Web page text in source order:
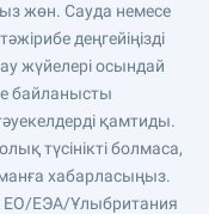
жөн. Сауда немесе
деңгейіңізді
жүйелері осындай
байланысты
қамтиды.
түсінікті болмаса,
хабарласыңыз.
ЕО/ЕЭА/Ұлыбритания